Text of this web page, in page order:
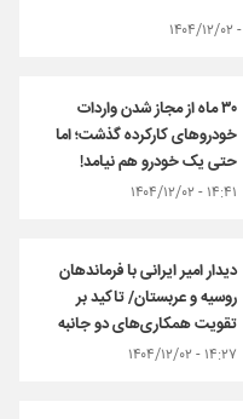
۳۰ ماه از مجاز شدن واردات
خودروهای کارکرده گذشت؛ اما
حتی یک خودرو هم نیامد!
۱۴:۴۱ - ۱۴۰۴/۱۲/۰۲
دیدار امیر ایرانی با فرماندهان
روسیه و عربستان/ تاکید بر
تقویت همکاری‌های دو جانبه
۱۴:۲۷ - ۱۴۰۴/۱۲/۰۲